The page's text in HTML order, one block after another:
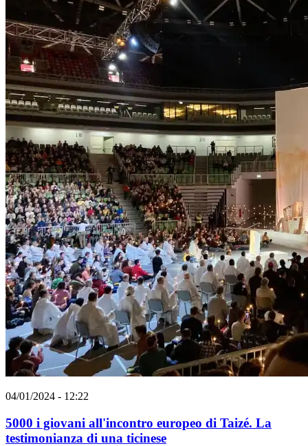
04/01/2024 - 12:22
5000 i giovani all'incontro europeo di Taizé. La
testimonianza di una ticinese